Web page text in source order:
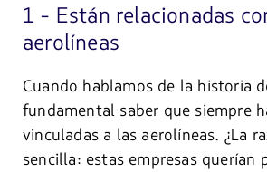
1 - Están relacionadas
aerolíneas
Cuando hablamos de la historia
fundamental saber que siempre
vinculadas a las aerolíneas. ¿La
sencilla: estas empresas querían